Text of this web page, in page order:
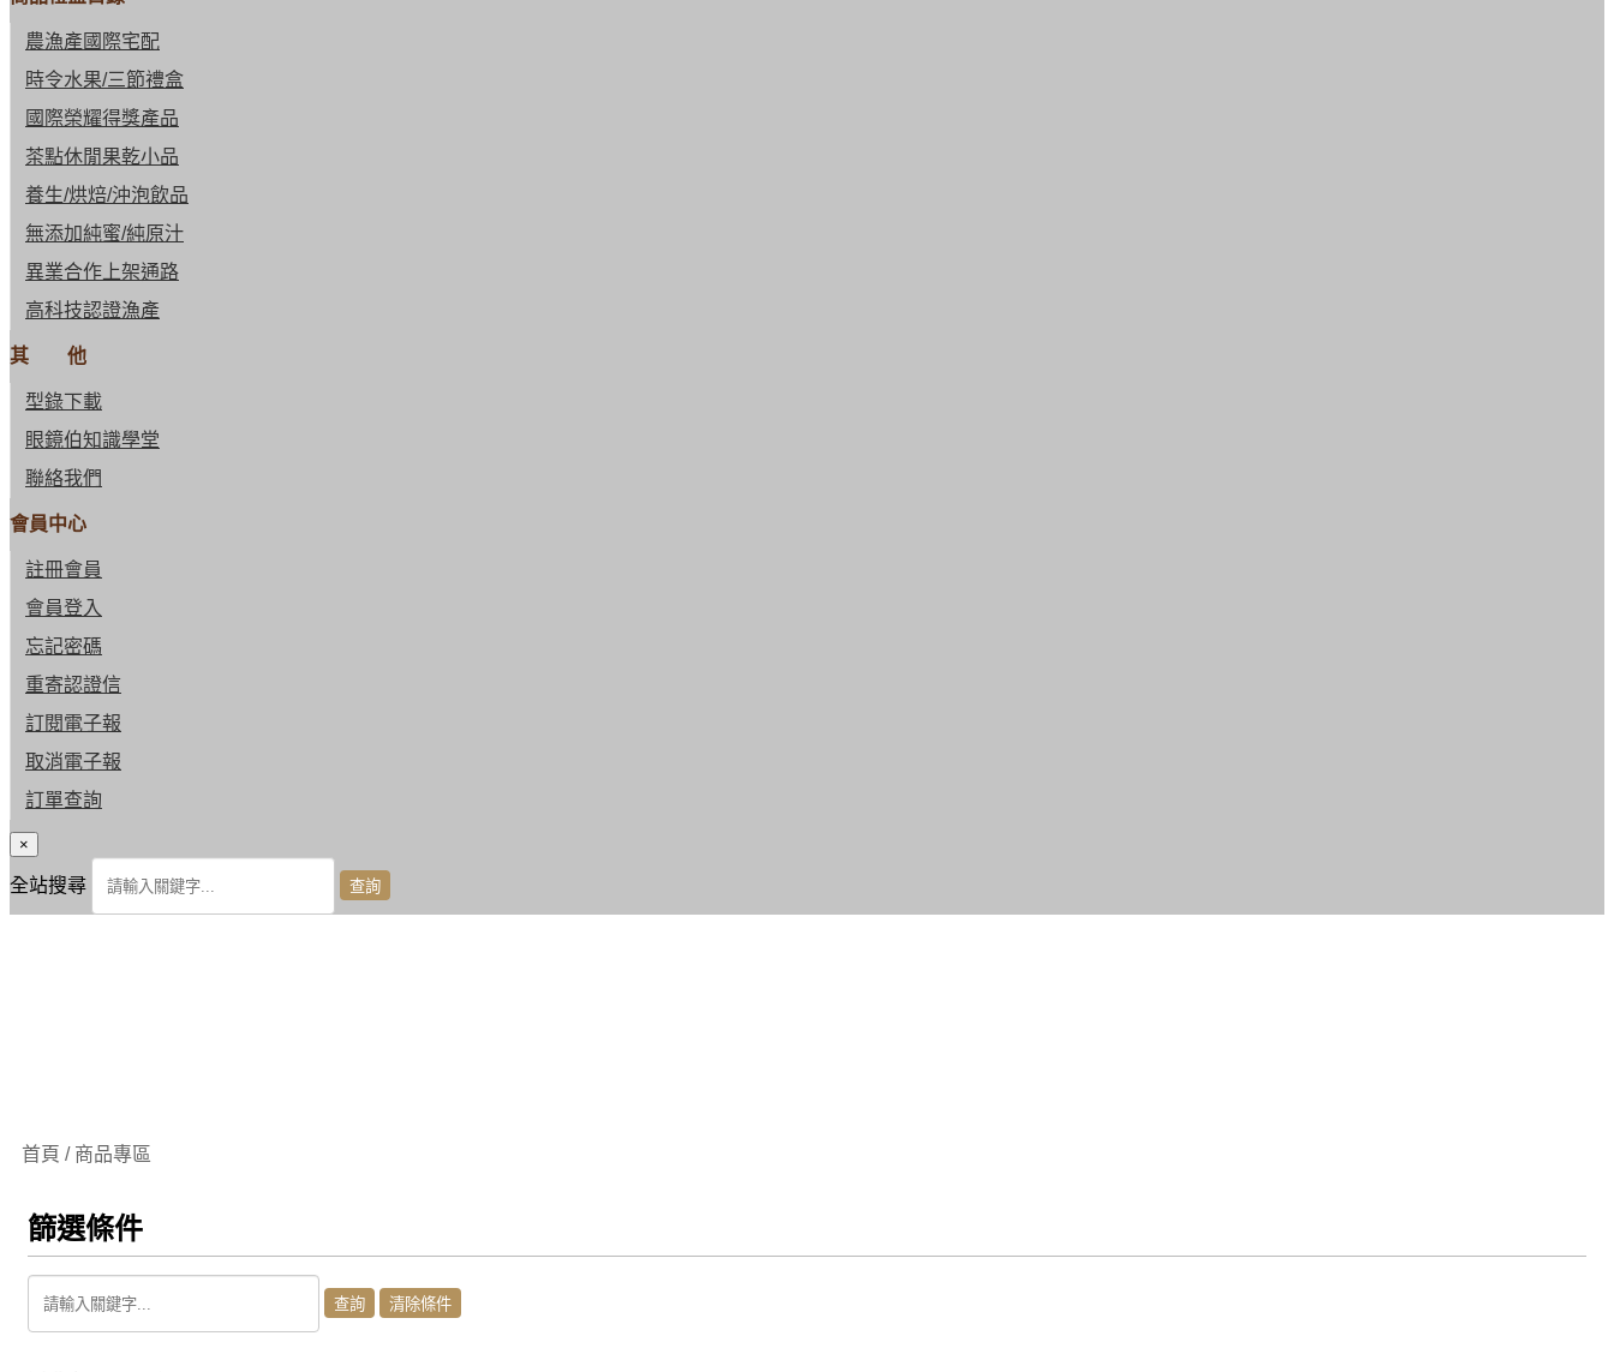
農漁產國際宅配
時令水果/三節禮盒
國際榮耀得獎產品
茶點休閒果乾小品
養生/烘焙/沖泡飲品
無添加純蜜/純原汁
異業合作上架通路
高科技認證漁產
其 他
型錄下載
眼鏡伯知識學堂
聯絡我們
會員中心
註冊會員
會員登入
忘記密碼
重寄認證信
訂閱電子報
取消電子報
訂單查詢
×
全站搜尋
首頁 / 商品專區
篩選條件